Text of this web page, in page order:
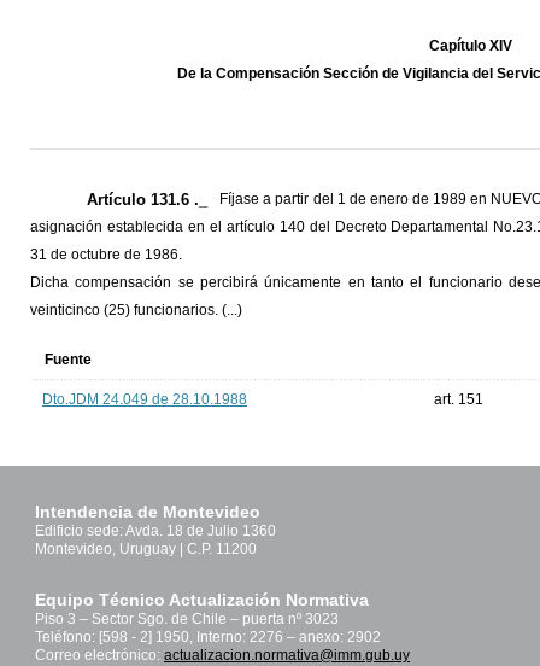
Capítulo XIV
De la Compensación Sección de Vigilancia del
Artículo 131.6 ._
Fíjase a partir del 1 de enero de 1989 en
asignación establecida en el artículo 140 del Decreto Departamental
31 de octubre de 1986.
Dicha compensación se percibirá únicamente en tanto el funcionario
veinticinco (25) funcionarios. (...)
Fuente
Dto.JDM 24.049 de 28.10.1988 art. 151
Intendencia de Montevideo
Edificio sede: Avda. 18 de Julio 1360
Montevideo, Uruguay | C.P. 11200
Equipo Técnico Actualización Normativa
Piso 3 – Sector Sgo. de Chile – puerta nº 3023
Teléfono: [598 - 2] 1950, Interno: 2276 – anexo: 2902
Correo electrónico: actualizacion.normativa@imm.gub.uy